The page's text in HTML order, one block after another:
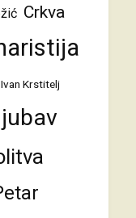
Crkva
Ivan Krstitelj